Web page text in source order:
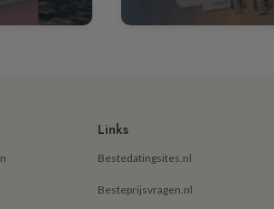
Links
Bestedatingsites.nl
Besteprijsvragen.nl